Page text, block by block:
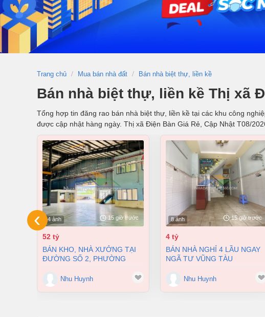
Trang chủ Mua bán nhà đất Bán nhà biệt thự, liền kề
Bán nhà biệt thự, liền kề Thị xã
Tổng hợp tin đăng rao bán nhà biệt thự, liền kề tại các khu công
được cập nhật hàng ngày. Thị xã Điện Bàn Giá Rẻ, Cập Nhật T08/
4 ảnh 15 giờ trước
52 tỷ
BÁN KHO, NHÀ XƯỞNG TẠI
ĐƯỜNG SỐ 2, PHƯỜNG
BIÊN HÒA, ĐỒNG NAI GIÁ 52
TỶ
Nhu Huynh
8 ảnh 15 giờ trước
4 tỷ
BÁN NHÀ NGHỈ 4 LẦU NGAY
NGÃ TƯ VŨNG TÀU
ĐỒNG NAI GIÁ CHỈ 4 TỶ
Nhu Huynh
‹